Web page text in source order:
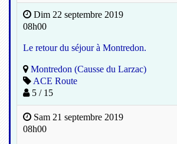
Dim 22 septembre 2019
08h00
Le retour du séjour à Montredon.
Montredon (Causse du Larzac)
ACE Route
5 / 15
Sam 21 septembre 2019
08h00